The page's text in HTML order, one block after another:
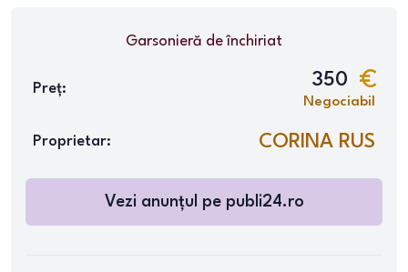
Garsonieră de închiriat
Preț: 350
Negociabil
Proprietar: CORINA RUS
Vezi anunțul pe publi24.ro